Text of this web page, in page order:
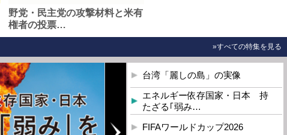
野党・民主党の攻撃材料と米有
権者の投票…
»すべての特集を見る
台湾「麗しの島」の実像
エネルギー依存国家・日本 持
たざる｢弱み…
FIFAワールドカップ2026